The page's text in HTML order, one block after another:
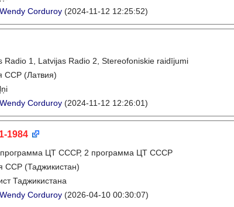
Wendy Corduroy (2024-11-12 12:25:52)
Radio 1, Latvijas Radio 2, Stereofoniskie raidījumi
ССР (Латвия)
Wendy Corduroy (2024-11-12 12:26:01)
1984
ЦТ СССР, 2 программа ЦТ СССР
ССР (Таджикистан)
Таджикистана
Wendy Corduroy (2026-04-10 00:30:07)